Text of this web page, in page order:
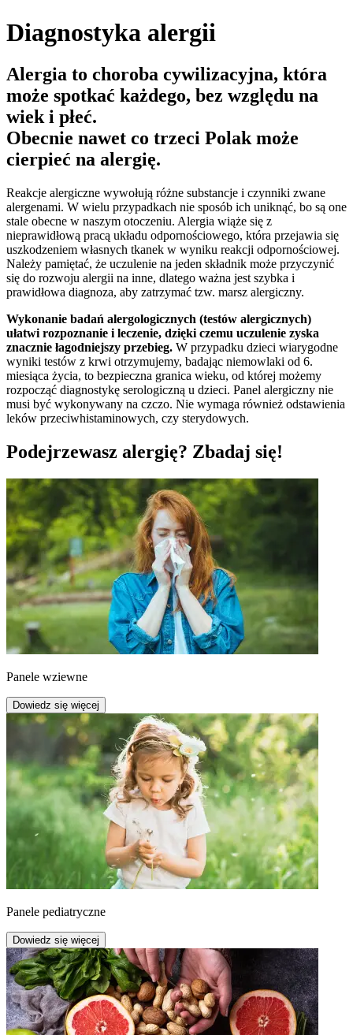
Diagnostyka alergii
Alergia to choroba cywilizacyjna, która
może spotkać każdego, bez względu na
wiek i płeć.
Obecnie nawet co trzeci Polak może
cierpieć na alergię.
Reakcje alergiczne wywołują różne substancje i czynniki zwane
alergenami. W wielu przypadkach nie sposób ich uniknąć, bo są one
stale obecne w naszym otoczeniu. Alergia wiąże się z
nieprawidłową pracą układu odpornościowego, która przejawia się
uszkodzeniem własnych tkanek w wyniku reakcji odpornościowej.
Należy pamiętać, że uczulenie na jeden składnik może przyczynić
się do rozwoju alergii na inne, dlatego ważna jest szybka i
prawidłowa diagnoza, aby zatrzymać tzw. marsz alergiczny.
Wykonanie badań alergologicznych (testów alergicznych)
ułatwi rozpoznanie i leczenie, dzięki czemu uczulenie zyska
znacznie łagodniejszy przebieg. W przypadku dzieci wiarygodne
wyniki testów z krwi otrzymujemy, badając niemowlaki od 6.
miesiąca życia, to bezpieczna granica wieku, od której możemy
rozpocząć diagnostykę serologiczną u dzieci. Panel alergiczny nie
musi być wykonywany na czczo. Nie wymaga również odstawienia
leków przeciwhistaminowych, czy sterydowych.
Podejrzewasz alergię? Zbadaj się!
Panele wziewne
Dowiedz się więcej
Panele pediatryczne
Dowiedz się więcej